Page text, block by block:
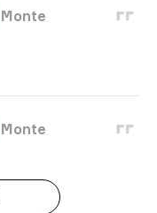
Monte
Monte